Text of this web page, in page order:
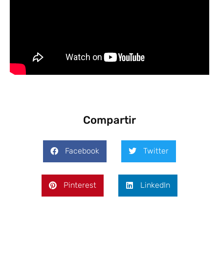
Compartir
Facebook Twitter
Pinterest LinkedIn